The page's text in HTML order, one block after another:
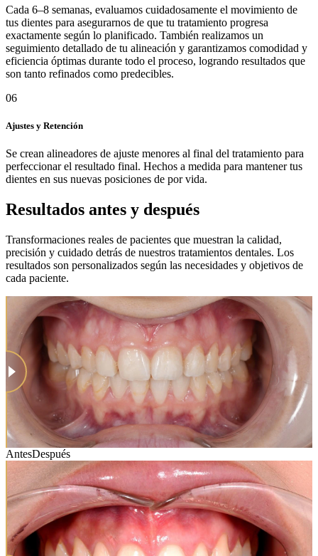
Cada 6–8 semanas, evaluamos cuidadosamente el movimiento de
tus dientes para asegurarnos de que tu tratamiento progresa
exactamente según lo planificado. También realizamos un
seguimiento detallado de tu alineación y garantizamos comodidad y
eficiencia óptimas durante todo el proceso, logrando resultados que
son tanto refinados como predecibles.
06
Ajustes y Retención
Se crean alineadores de ajuste menores al final del tratamiento para
perfeccionar el resultado final. Hechos a medida para mantener tus
dientes en sus nuevas posiciones de por vida.
Resultados antes y después
Transformaciones reales de pacientes que muestran la calidad,
precisión y cuidado detrás de nuestros tratamientos dentales. Los
resultados son personalizados según las necesidades y objetivos de
cada paciente.
AntesDespués